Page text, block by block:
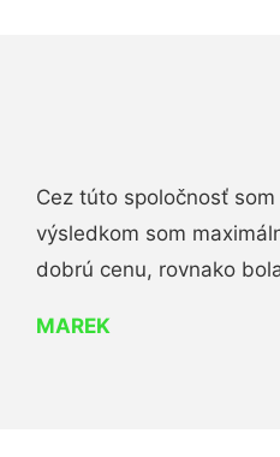
Cez túto spoločnosť
výsledkom som
dobrú cenu, rovnako
MAREK